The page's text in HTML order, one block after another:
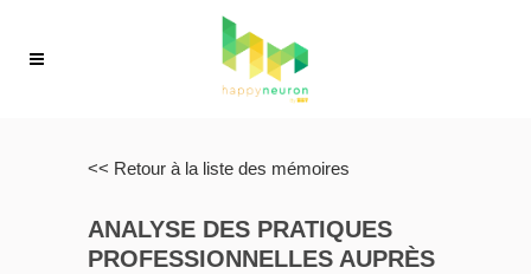
<< Retour à la liste des mémoires
ANALYSE DES PRATIQUES
PROFESSIONNELLES AUPRÈS